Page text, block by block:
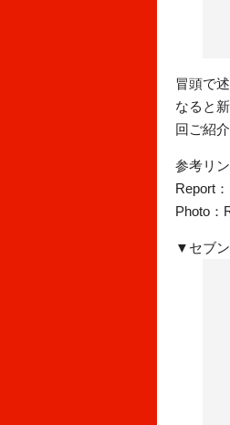
冒頭で
なると
回ご紹
参考リン
Report：
Photo：
▼セブン